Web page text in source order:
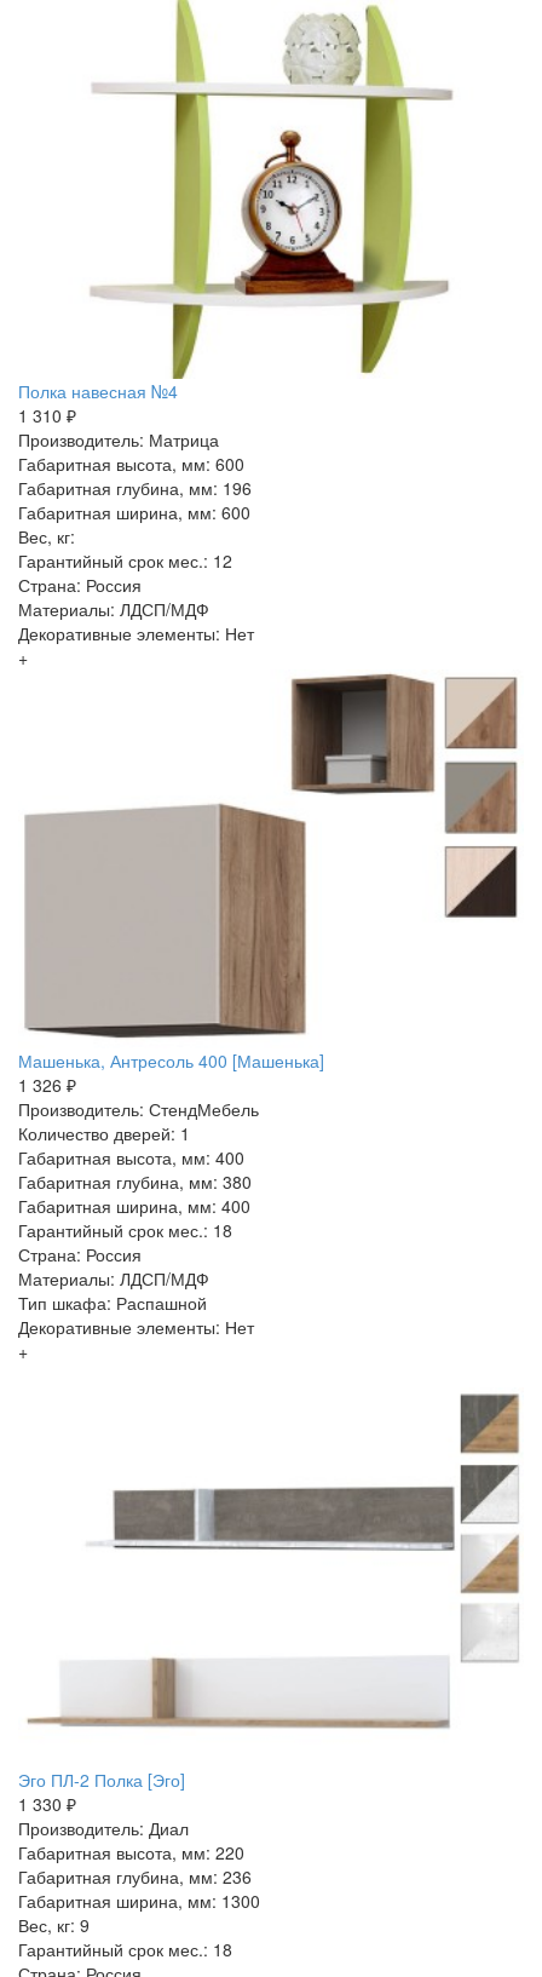
Полка навесная №4
1 310 ₽
Производитель: Матрица
Габаритная высота, мм: 600
Габаритная глубина, мм: 196
Габаритная ширина, мм: 600
Вес, кг:
Гарантийный срок мес.: 12
Страна: Россия
Материалы: ЛДСП/МДФ
Декоративные элементы: Нет
+
Машенька, Антресоль 400 [Машенька]
1 326 ₽
Производитель: СтендМебель
Количество дверей: 1
Габаритная высота, мм: 400
Габаритная глубина, мм: 380
Габаритная ширина, мм: 400
Гарантийный срок мес.: 18
Страна: Россия
Материалы: ЛДСП/МДФ
Тип шкафа: Распашной
Декоративные элементы: Нет
+
Эго ПЛ-2 Полка [Эго]
1 330 ₽
Производитель: Диал
Габаритная высота, мм: 220
Габаритная глубина, мм: 236
Габаритная ширина, мм: 1300
Вес, кг: 9
Гарантийный срок мес.: 18